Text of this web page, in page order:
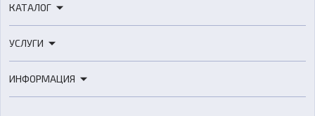
КАТАЛОГ
3D-сканеры
Расходные материалы
УСЛУГИ
3D-моделирование
ИНФОРМАЦИЯ